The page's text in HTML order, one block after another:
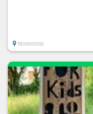
SEIGNOSSE